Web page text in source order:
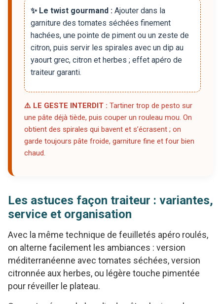
✨ Le twist gourmand : Ajouter dans la
garniture des tomates séchées finement
hachées, une pointe de piment ou un zeste de
citron, puis servir les spirales avec un dip au
yaourt grec, citron et herbes ; effet apéro de
traiteur garanti.
⚠️ LE GESTE INTERDIT : Tartiner trop de pesto sur
une pâte déjà tiède, puis couper un rouleau mou. On
obtient des spirales qui bavent et s’écrasent ; on
garde toujours pâte froide, garniture fine et four bien
chaud.
Les astuces façon traiteur : variantes,
service et organisation
Avec la même technique de feuilletés apéro roulés,
on alterne facilement les ambiances : version
méditerranéenne avec tomates séchées, version
citronnée aux herbes, ou légère touche pimentée
pour réveiller le plateau.